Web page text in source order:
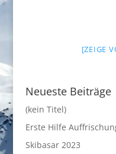
[ZEIGE
Neueste Beiträge
(kein Titel)
Erste Hilfe
Skibasar 2023